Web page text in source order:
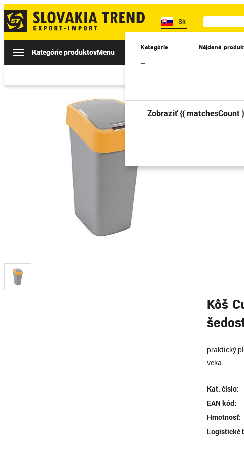
Sk
Kategórie
–
Nájdené
Zobraziť {{ matchesCount
Kategórie produktovMenu Akcie Novinky II. TRIEDA
Kôš
praktický
veka
Kat. číslo:
EAN kód:
Hmotnosť:
Logistické